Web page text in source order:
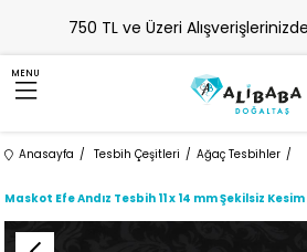
750 TL ve Üzeri
MENU
Anasayfa Tesbih Çeşitleri Ağaç Tesbihler
Maskot Efe Andız Tesbih 11 x 14 mm Şekilsiz Kesim